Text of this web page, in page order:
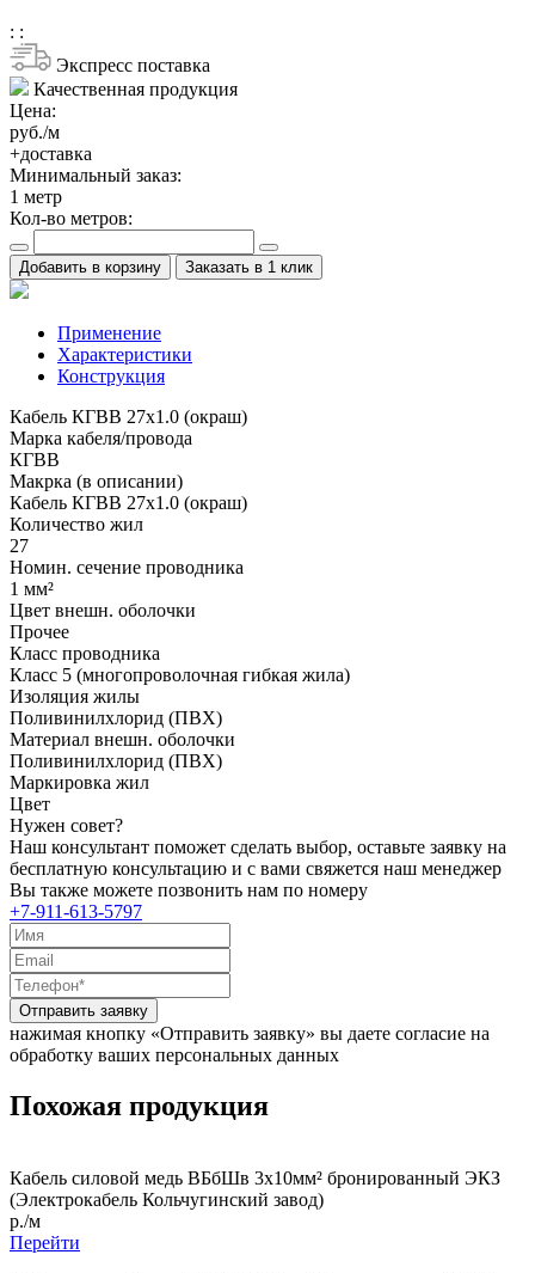
: :
Экспресс поставка
Качественная продукция
Цена:
руб./м
+доставка
Минимальный заказ:
1 метр
Кол-во метров:
Добавить в корзину Заказать в 1 клик
Применение
Характеристики
Конструкция
Кабель КГВВ 27х1.0 (окраш)
Марка кабеля/провода
КГВВ
Макрка (в описании)
Кабель КГВВ 27х1.0 (окраш)
Количество жил
27
Номин. сечение проводника
1 мм²
Цвет внешн. оболочки
Прочее
Класс проводника
Класс 5 (многопроволочная гибкая жила)
Изоляция жилы
Поливинилхлорид (ПВХ)
Материал внешн. оболочки
Поливинилхлорид (ПВХ)
Маркировка жил
Цвет
Нужен совет?
Наш консультант поможет сделать выбор, оставьте заявку на
бесплатную консультацию и с вами свяжется наш менеджер
Вы также можете позвонить нам по номеру
+7-911-613-5797
Отправить заявку
нажимая кнопку «Отправить заявку» вы даете согласие на
обработку ваших персональных данных
Похожая продукция
Кабель силовой медь ВБбШв 3x10мм² бронированный ЭКЗ
(Электрокабель Кольчугинский завод)
р./м
Перейти